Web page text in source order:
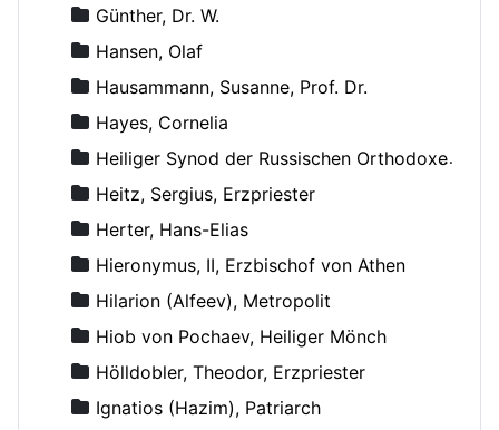
Günther, Dr. W.
Hansen, Olaf
Hausammann, Susanne, Prof. Dr.
Hayes, Cornelia
Heiliger Synod der Russischen Orthodoxen Kirche
Heitz, Sergius, Erzpriester
Herter, Hans-Elias
Hieronymus, II, Erzbischof von Athen
Hilarion (Alfeev), Metropolit
Hiob von Pochaev, Heiliger Mönch
Hölldobler, Theodor, Erzpriester
Ignatios (Hazim), Patriarch